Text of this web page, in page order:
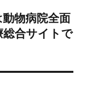
物病院全面
合サイトで